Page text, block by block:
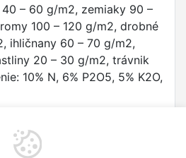
– 60 g/m2, zemiaky 90 –
100 – 120 g/m2, drobné
ihličnany 60 – 70 g/m2,
20 – 30 g/m2, trávnik
10% N, 6% P2O5, 5% K2O,
nariadenia (EU)